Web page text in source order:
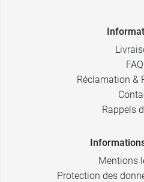
FAQ
Réclamation &
Rappels
Mentions
Protection des